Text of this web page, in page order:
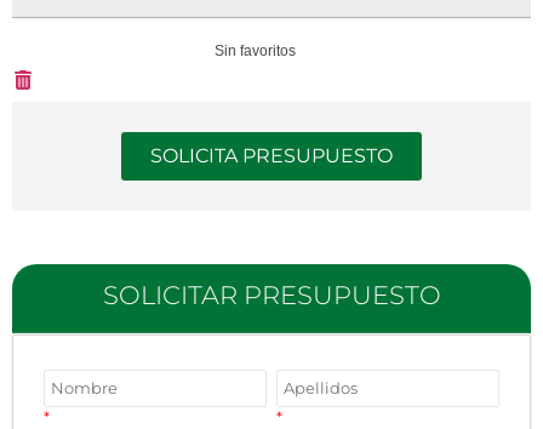
Sin favoritos
SOLICITA PRESUPUESTO
SOLICITAR PRESUPUESTO
* *